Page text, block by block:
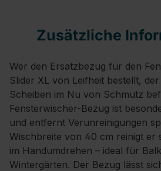
Zusätzliche
Wer den Ersatzbezug für den
Slider XL von Leifheit bestellt,
Scheiben im Nu von Schmutz
Fensterwischer-Bezug ist
und entfernt Verunreinigungen
Wischbreite von 40 cm reinigt er
im Handumdrehen – ideal für
Wintergärten. Der Bezug lässt